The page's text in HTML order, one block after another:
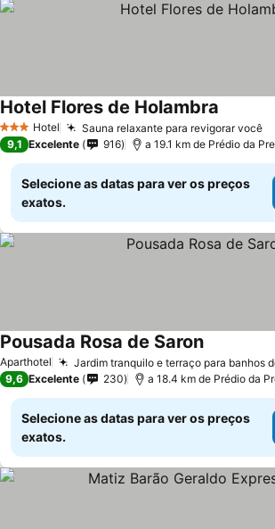
3 EstrelasHotel Sauna relaxante para revigorar você
Hotel Flores de Holambra
9,1 Excelente 916
Selecione as datas para ver os preços
exatos.
Aparthotel Jardim tranquilo e terraço para banhos
Pousada Rosa de Saron
9,6 Excelente 230
Selecione as datas para ver os preços
exatos.